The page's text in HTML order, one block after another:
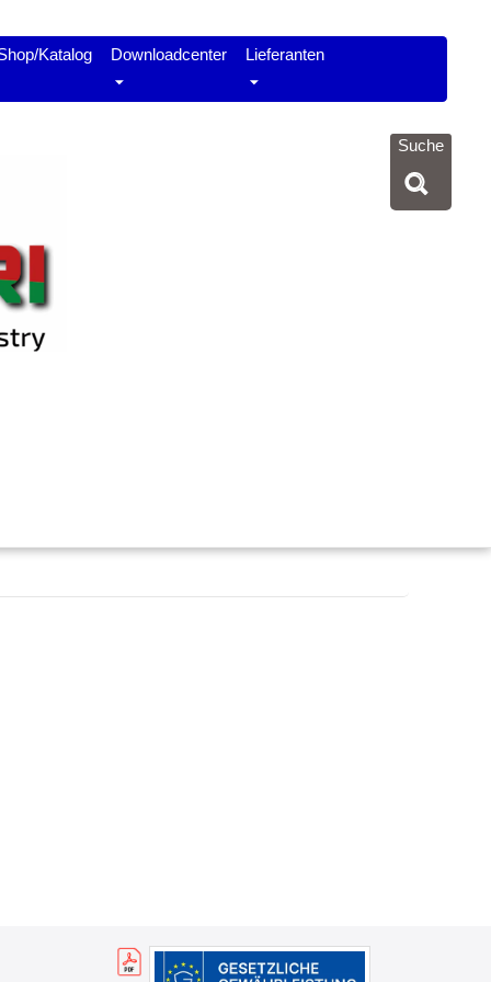
Katalog Downloadcenter Lieferanten
Suche